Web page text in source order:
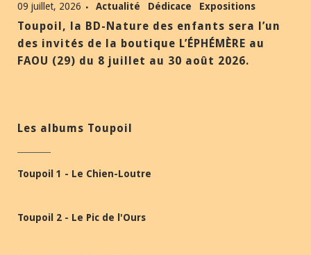
09 juillet, 2026 Actualité Dédicace Expositions
Toupoil, la BD-Nature des enfants sera l’un
des invités de la boutique L’ÉPHÉMÈRE au
FAOU (29) du 8 juillet au 30 août 2026.
Les albums Toupoil
Toupoil 1 - Le Chien-Loutre
Toupoil 2 - Le Pic de l'Ours